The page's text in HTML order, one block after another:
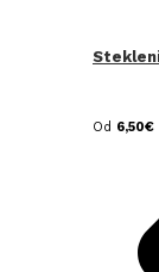
Od 6,50€